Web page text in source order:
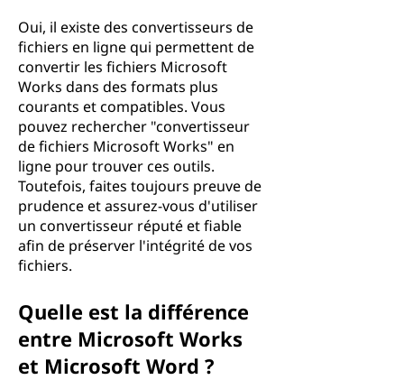
Oui, il existe des convertisseurs de
fichiers en ligne qui permettent de
convertir les fichiers Microsoft
Works dans des formats plus
courants et compatibles. Vous
pouvez rechercher "convertisseur
de fichiers Microsoft Works" en
ligne pour trouver ces outils.
Toutefois, faites toujours preuve de
prudence et assurez-vous d'utiliser
un convertisseur réputé et fiable
afin de préserver l'intégrité de vos
fichiers.
Quelle est la différence
entre Microsoft Works
et Microsoft Word ?